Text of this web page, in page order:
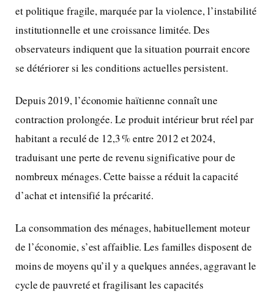
et politique fragile, marquée par la violence, l’instabilité
institutionnelle et une croissance limitée. Des
observateurs indiquent que la situation pourrait encore
se détériorer si les conditions actuelles persistent.
Depuis 2019, l’économie haïtienne connaît une
contraction prolongée. Le produit intérieur brut réel par
habitant a reculé de 12,3 % entre 2012 et 2024,
traduisant une perte de revenu significative pour de
nombreux ménages. Cette baisse a réduit la capacité
d’achat et intensifié la précarité.
La consommation des ménages, habituellement moteur
de l’économie, s’est affaiblie. Les familles disposent de
moins de moyens qu’il y a quelques années, aggravant le
cycle de pauvreté et fragilisant les capacités